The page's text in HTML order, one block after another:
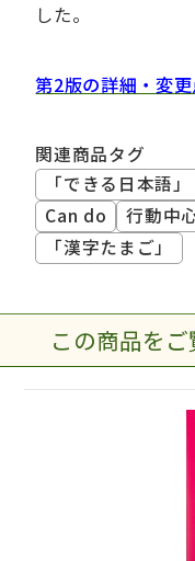
した。
第2版の詳細・変
関連商品タグ
「できる日本語」
Can do
行動中
「漢字たまご」
この商品を